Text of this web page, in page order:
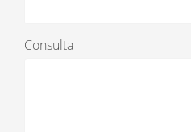
Consulta